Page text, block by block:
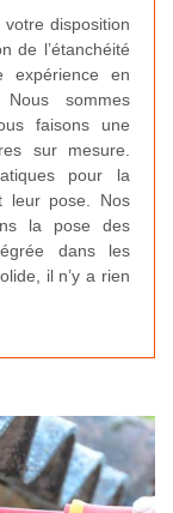
disposition
de l’étanchéité
expérience en
sommes
faisons une
sur mesure.
pour la
leur pose. Nos
la pose des
dans les
il n’y a rien